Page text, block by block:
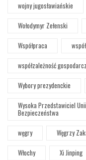
wojny jugosławiańskie
Wołodymyr Zełenski
Współpraca
współzależność
Wybory prezydenckie
Wysoka Przedstawiciel
Bezpieczeństwa
węgry
Węgrzy
Włochy
Xi Jinping